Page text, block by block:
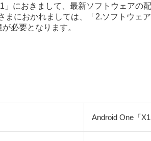
におきまして、最新ソフトウェアの
におかれましては、「2.ソフトウェ
必要となります。
Android One「X1